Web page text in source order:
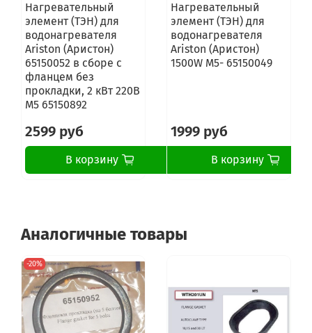
Нагревательный
элемент (ТЭН) для
водонагревателя
Ariston (Аристон)
65150052 в сборе с
фланцем без
прокладки, 2 кВт 220В
М5 65150892
2599 руб
В корзину
Нагревательный
элемент (ТЭН) для
водонагревателя
Ariston (Аристон)
1500W M5- 65150049
1999 руб
В корзину
Аналогичные товары
-20%